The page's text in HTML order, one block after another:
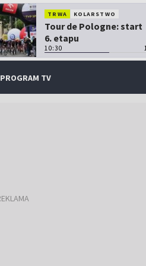
TRWA KOLARSTWO
Tour de Pologne: start
6. etapu
10:30
PROGRAM TV